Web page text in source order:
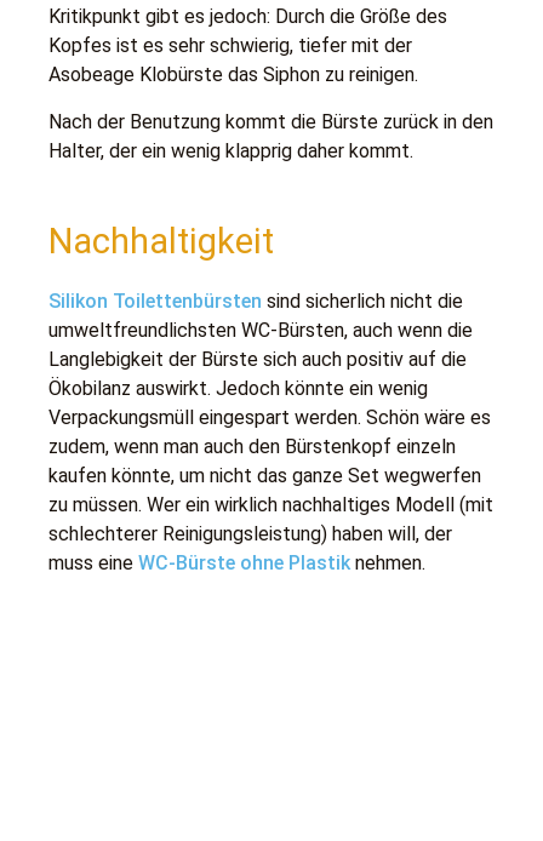
Kritikpunkt gibt es jedoch: Durch die Größe des
Kopfes ist es sehr schwierig, tiefer mit der
Asobeage Klobürste das Siphon zu reinigen.
Nach der Benutzung kommt die Bürste zurück in den
Halter, der ein wenig klapprig daher kommt.
Nachhaltigkeit
Silikon Toilettenbürsten sind sicherlich nicht die
umweltfreundlichsten WC-Bürsten, auch wenn die
Langlebigkeit der Bürste sich auch positiv auf die
Ökobilanz auswirkt. Jedoch könnte ein wenig
Verpackungsmüll eingespart werden. Schön wäre es
zudem, wenn man auch den Bürstenkopf einzeln
kaufen könnte, um nicht das ganze Set wegwerfen
zu müssen. Wer ein wirklich nachhaltiges Modell (mit
schlechterer Reinigungsleistung) haben will, der
muss eine WC-Bürste ohne Plastiknehmen.